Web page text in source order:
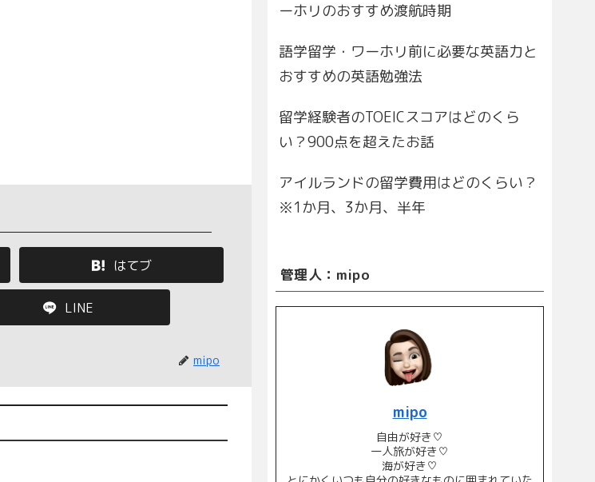
はてブ
LINE
mipo
ーホリのおすすめ渡航時期
語学留学・ワーホリ前に必要な英語力と
おすすめの英語勉強法
留学経験者のTOEICスコアはどのくら
い？900点を超えたお話
アイルランドの留学費用はどのくらい？
※1か月、3か月、半年
管理人：mipo
mipo
自由が好き♡
一人旅が好き♡
海が好き♡